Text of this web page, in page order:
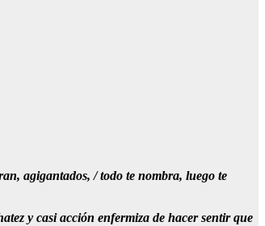
agigantados, / todo te nombra, luego te
y casi acción enfermiza de hacer sentir que